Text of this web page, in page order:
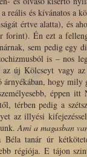
és kívánatos a
értve alatta), és
forint). Én ezt a
sem pedig egy
is – nos
új Kölcseyt vagy
hogy
éppen
térben pedig a
az illyési
Ami a magasban
Béla tanár úr
régiója. E tájon